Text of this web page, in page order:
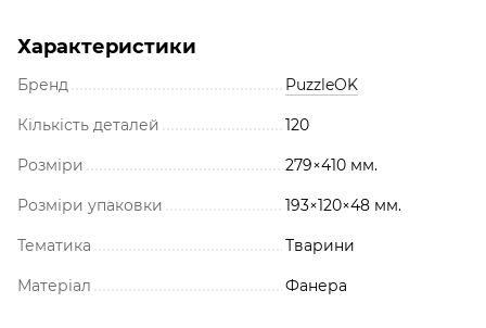
Характеристики
Бренд PuzzleOK
Кількість деталей 120
Розміри 279×410 мм.
Розміри упаковки 193×120×48 мм.
Тематика Тварини
Матеріал Фанера